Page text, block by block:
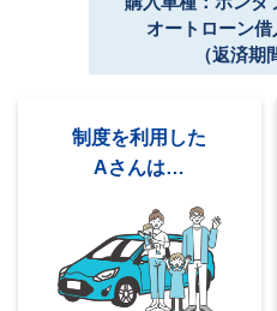
オートローン借
（返済期
制度を利用した
Aさんは…